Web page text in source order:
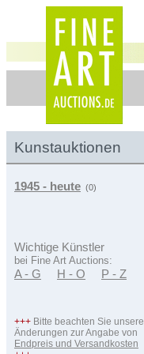
Kunstauktionen
1945 - heute (0)
Wichtige Künstler
bei Fine Art Auctions:
A - G H - O P - Z
+++ Bitte beachten Sie unsere
Änderungen zur Angabe von
Endpreis und Versandkosten